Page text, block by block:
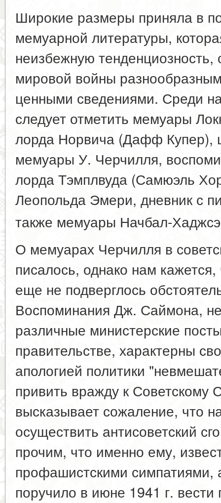
Широкие размеры приняла в
мемуарной литературы,
неизбежную тенденциозность,
мировой войны
ценными сведениями. Среди
следует отметить мемуары
лорда Норвича (Дафф Купер),
мемуары У. Черчилля,
лорда Тэмплвуда (Самюэль
Леопольда Эмери, дневник с
также мемуары Начбал-
О мемуарах Черчилля в
писалось, однако нам
еще не подверглось
Воспоминания Дж. Саймона,
различные министерские
правительстве, характерны
апологией политики
привить вражду к Советскому
высказывает сожаление, что
осуществить антисоветский
прочим, что именно ему,
профашистскими симпатиями,
поручило в июне 1941 г. вести